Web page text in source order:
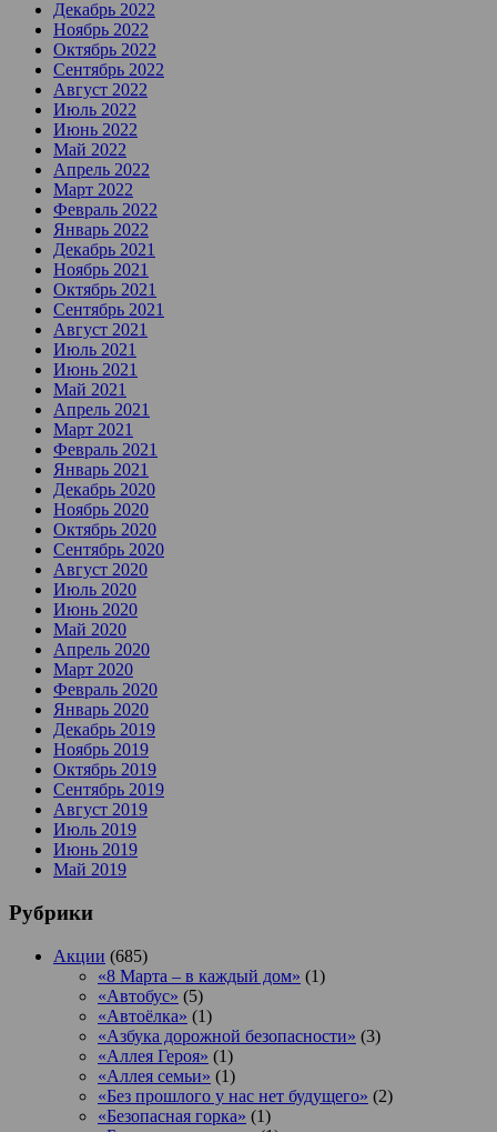
Декабрь 2022
Ноябрь 2022
Октябрь 2022
Сентябрь 2022
Август 2022
Июль 2022
Июнь 2022
Май 2022
Апрель 2022
Март 2022
Февраль 2022
Январь 2022
Декабрь 2021
Ноябрь 2021
Октябрь 2021
Сентябрь 2021
Август 2021
Июль 2021
Июнь 2021
Май 2021
Апрель 2021
Март 2021
Февраль 2021
Январь 2021
Декабрь 2020
Ноябрь 2020
Октябрь 2020
Сентябрь 2020
Август 2020
Июль 2020
Июнь 2020
Май 2020
Апрель 2020
Март 2020
Февраль 2020
Январь 2020
Декабрь 2019
Ноябрь 2019
Октябрь 2019
Сентябрь 2019
Август 2019
Июль 2019
Июнь 2019
Май 2019
Рубрики
Акции (685)
«8 Марта – в каждый дом» (1)
«Автобус» (5)
«Автоёлка» (1)
«Азбука дорожной безопасности» (3)
«Аллея Героя» (1)
«Аллея семьи» (1)
«Без прошлого у нас нет будущего» (2)
«Безопасная горка» (1)